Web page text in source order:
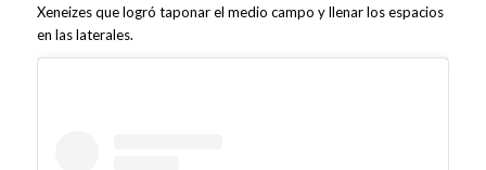
Xeneizes que logró taponar el medio campo y llenar los espacios
en las laterales.